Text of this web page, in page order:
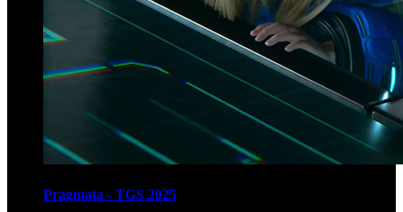
Pragmata - TGS 2025